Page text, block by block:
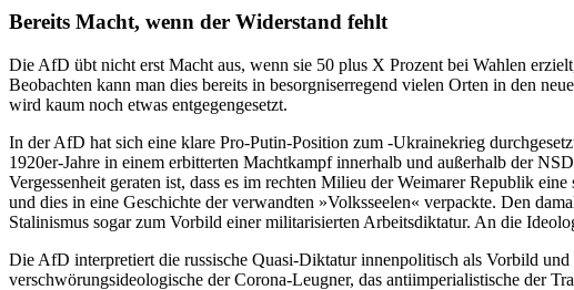
Bereits Macht, wenn der Widerstand fehlt
Die AfD übt nicht erst Macht aus, wenn sie 50 plus X Prozent bei Wahlen
Beobachten kann man dies bereits in besorgniserregend vielen Orten in den
wird kaum noch etwas entgegengesetzt.
In der AfD hat sich eine klare Pro-Putin-Position zum -Ukrainekrieg
1920er-Jahre in einem erbitterten Machtkampf innerhalb und außerhalb der
Vergessenheit geraten ist, dass es im rechten Milieu der Weimarer Republik
und dies in eine Geschichte der verwandten »Volksseelen« verpackte. Den
Stalinismus sogar zum Vorbild einer militarisierten Arbeitsdiktatur. An die
Die AfD interpretiert die russische Quasi-Diktatur innenpolitisch als Vorbild
verschwörungsideologische der Corona-Leugner, das antiimperialistische der